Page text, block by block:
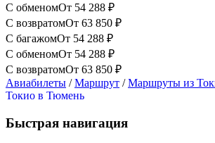
С обменомОт 54 288 ₽
С возвратомОт 63 850 ₽
С багажомОт 54 288 ₽
С обменомОт 54 288 ₽
С возвратомОт 63 850 ₽
Авиабилеты /Маршрут /Маршруты из
Токио в Тюмень
Быстрая навигация